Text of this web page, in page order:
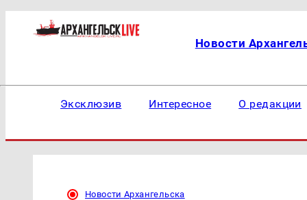
Новости
Эксклюзив Интересное О редакции
Новости Архангельска